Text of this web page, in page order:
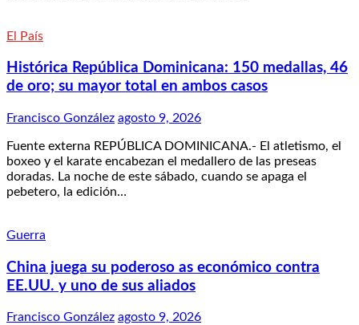
El País
Histórica República Dominicana: 150 medallas, 46
de oro; su mayor total en ambos casos
Francisco González agosto 9, 2026
Fuente externa REPÚBLICA DOMINICANA.- El atletismo, el
boxeo y el karate encabezan el medallero de las preseas
doradas. La noche de este sábado, cuando se apaga el
pebetero, la edición…
Guerra
China juega su poderoso as económico contra
EE.UU. y uno de sus aliados
Francisco González agosto 9, 2026